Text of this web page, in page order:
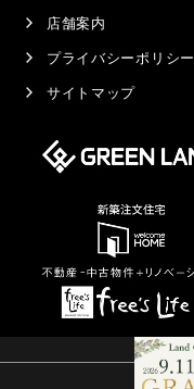
店舗案内
プライバシーポリシー
サイトマップ